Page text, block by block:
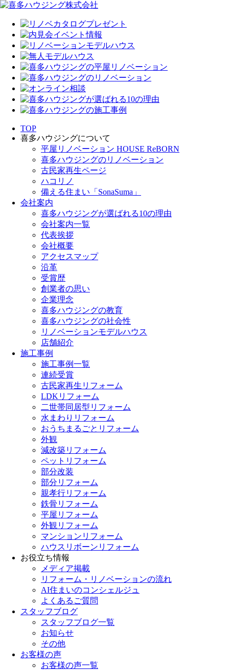
TOP
喜多ハウジングについて
平屋リノベーション HOUSE ReBORN
喜多ハウジングのリノベーション
古民家再生ページ
ハコリノ
備える住まい「SonaSuma」
会社案内
喜多ハウジングが選ばれる10の理由
会社案内一覧
代表挨拶
会社概要
アクセスマップ
沿革
受賞歴
創業者の思い
企業理念
喜多ハウジングの教育
喜多ハウジングの社会性
リノベーションモデルハウス
店舗紹介
施工事例
施工事例一覧
連続受賞
古民家再生リフォーム
LDKリフォーム
二世帯同居型リフォーム
水まわりリフォーム
おうちまるごとリフォーム
外観
減改築リフォーム
ペットリフォーム
部分改装
部分リフォーム
親孝行リフォーム
鉄骨リフォーム
平屋リフォーム
外観リフォーム
マンションリフォーム
ハウスリボーンリフォーム
お役立ち情報
メディア掲載
リフォーム・リノベーションの流れ
AI住まいのコンシェルジュ
よくあるご質問
スタッフブログ
スタッフブログ一覧
お知らせ
その他
お客様の声
お客様の声一覧